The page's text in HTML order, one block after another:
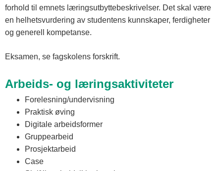
forhold til emnets læringsutbyttebeskrivelser. Det skal være
en helhetsvurdering av studentens kunnskaper, ferdigheter
og generell kompetanse.
Eksamen, se fagskolens forskrift.
Arbeids- og læringsaktiviteter
Forelesning/undervisning
Praktisk øving
Digitale arbeidsformer
Gruppearbeid
Prosjektarbeid
Case